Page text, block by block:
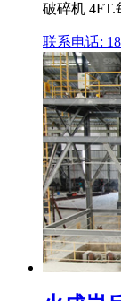
破碎机 4FT.
联系电话: